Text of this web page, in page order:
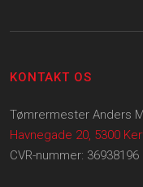
KONTAKT OS
Tømrermester Anders
Havnegade 20, 5300
CVR-nummer: 36938196